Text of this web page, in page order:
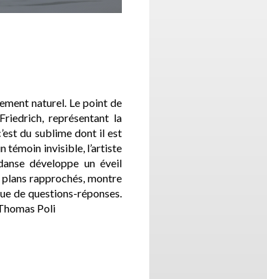
naturel. Le point de
représentant la
du sublime dont il est
témoin invisible, l’artiste
développe un éveil
rapprochés, montre
de questions-réponses.
Poli